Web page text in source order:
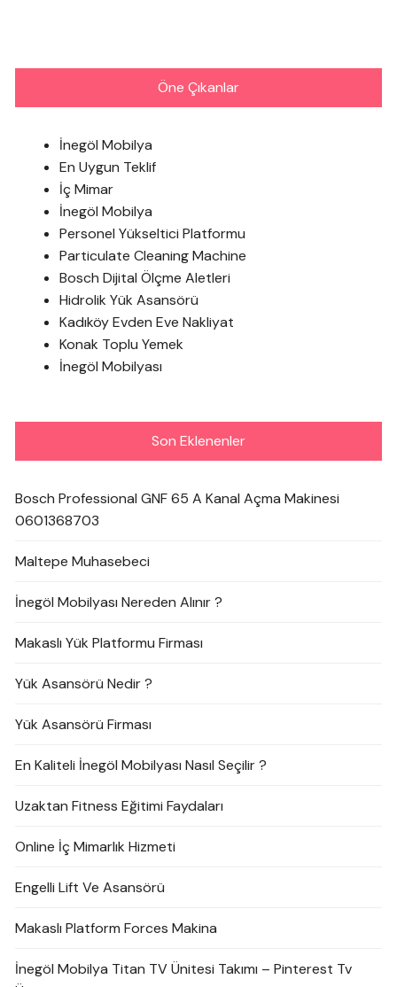
Öne Çıkanlar
İnegöl Mobilya
En Uygun Teklif
İç Mimar
İnegöl Mobilya
Personel Yükseltici Platformu
Particulate Cleaning Machine
Bosch Dijital Ölçme Aletleri
Hidrolik Yük Asansörü
Kadıköy Evden Eve Nakliyat
Konak Toplu Yemek
İnegöl Mobilyası
Son Eklenenler
Bosch Professional GNF 65 A Kanal Açma Makinesi
0601368703
Maltepe Muhasebeci
İnegöl Mobilyası Nereden Alınır ?
Makaslı Yük Platformu Firması
Yük Asansörü Nedir ?
Yük Asansörü Firması
En Kaliteli İnegöl Mobilyası Nasıl Seçilir ?
Uzaktan Fitness Eğitimi Faydaları
Online İç Mimarlık Hizmeti
Engelli Lift Ve Asansörü
Makaslı Platform Forces Makina
İnegöl Mobilya Titan TV Ünitesi Takımı – Pinterest Tv